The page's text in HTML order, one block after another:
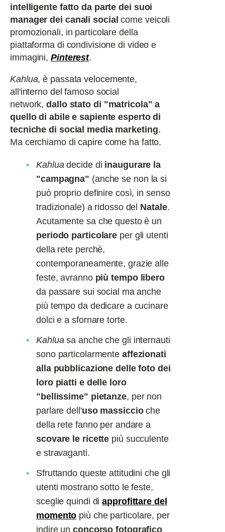
intelligente fatto da parte dei suoi
manager dei canali social come veicoli
promozionali, in particolare della
piattaforma di condivisione di video e
immagini,Pinterest.
Kahlua, è passata velocemente,
all'interno del famoso social
network,dallo stato di "matricola" a
quello di abile e sapiente esperto di
tecniche di social media marketing.
Ma cerchiamo di capire come ha fatto.
Kahluadecide di inaugurare la
"campagna" (anche se non la si
può proprio definire così, in senso
tradizionale) a ridosso del Natale.
Acutamente sa che questo è un
periodo particolare per gli utenti
della rete perchè,
contemporaneamente, grazie alle
feste, avranno più tempo libero
da passare sui social ma anche
più tempo da dedicare a cucinare
dolci e a sfornare torte.
Kahluasa anche che gli internauti
sono particolarmente affezionati
alla pubblicazione delle foto dei
loro piatti e delle loro
"bellissime" pietanze, per non
parlare dell'uso massiccioche
della rete fanno per andare a
scovare le ricette più succulente
e stravaganti.
Sfruttando queste attitudini che gli
utenti mostrano sotto le feste,
sceglie quindi diapprofittare del
momento più che particolare, per
indire unconcorso fotografico